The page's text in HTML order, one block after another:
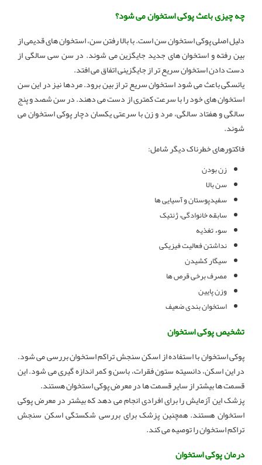
چه چیزی باعث پوکی استخوان می شود؟
دلیل اصلی پوکی استخوان سن است. با بالا رفتن سن، استخوان های قدیمی از
بین رفته و استخوان های جدید جایگزین می شوند. در سن سی سالگی از
دست دادن استخوان سریع تر از جایگزینی اتفاق می افتد.
یائسگی باعث می شود استخوان سریع تر از بین برود. مردها نیز در این سن
استخوان های خود را با سرعت کمتری از دست می دهند. در سن شصد و پنج
سالگی و هفتاد سالگی، مرد و زن با سرعتی یکسان دچار پوکی استخوان می
شوند.
فاکتورهای خطرناک دیگر شامل:
زن بودن
سن بالا
سفیدپوستان و آسیایی ها
سابقه خانوادگی، ژنتیک
سوء تغذیه
نداشتن فعالیت فیزیکی
سیگار کشیدن
مصرف برخی قرص ها
وزن پایین
استخوان بندی ضعیف
تشخیص پوکی استخوان
پوکی استخوان با استفاده از اسکن سنجش تراکم استخوان بررسی می شود.
در این اسکن، دانسیته ستون فقرات، باسن و کمر اندازه گیری می شود. این
قسمت ها بیشتر از سایر قسمت ها در معرض پوکی استخوان هستند.
پزشک این آزمایش را برای افرادی انجام می دهد که بیشتر در معرض پوکی
استخوان هستند. همچنین پزشک برای بررسی شکستگی اسکن سنجش
تراکم استخوان را توصیه می کند.
درمان پوکی استخوان